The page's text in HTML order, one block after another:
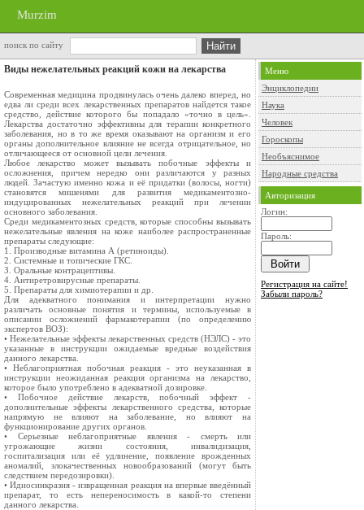
Murzim
поиск по сайту
Виды нежелательных реакций кожи на лекарства
Современная медицина продвинулась очень далеко вперед, но
едва ли среди всех лекарственных препаратов найдется такое
средство, действие которого бы попадало «точно в цель».
Лекарства достаточно эффективны для терапии конкретного
заболевания, но в то же время оказывают на организм и его
органы дополнительное влияние не всегда отрицательное, но
отличающееся от основной цели лечения.
Любое лекарство может вызывать побочные эффекты и
осложнения, причем нередко они различаются у разных
людей. Зачастую именно кожа и её придатки (волосы, ногти)
становятся мишенями для развития медикаментозно-
индуцированных нежелательных реакций при лечении
основного заболевания.
Среди медикаментозных средств, которые способны вызывать
нежелательные явления на коже наиболее распространенные
препараты следующие:
1. Производные витамина А (ретиноиды).
2. Системные и топические ГКС.
З. Оральные контрацептивы.
4. Антиретровирусные препараты.
5. Препараты для химиотерапии и др.
Для адекватного понимания и интерпретации нужно
различать основные понятия и термины, используемые в
описании осложнений фармакотерапии (по определению
экспертов ВОЗ):
• Нежелательные эффекты лекарственных средств (НЭЛС) - это
указанные в инструкции ожидаемые вредные воздействия
данного лекарства.
• Неблагоприятная побочная реакция - это неуказанная в
инструкции неожиданная реакция организма на лекарство,
которое было употреблено в адекватной дозировке.
• Побочное действие лекарств, побочный эффект -
дополнительные эффекты лекарственного средства, которые
напрямую не влияют на заболевание, но влияют на
функционирование других органов.
• Серьезные неблагоприятные явления - смерть или
угрожающие жизни состояния, инвалидизация,
госпитализация или её удлинение, появление врожденных
аномалий, злокачественных новообразований (могут быть
следствием передозировки).
• Идиосинкразия - извращенная реакция на впервые введённый
препарат, то есть непереносимость в какой-то степени
данного лекарства.
Меню
Энциклопедии
Наука
Человек
Гороскопы
Необъяснимое
Народные средства
Авторизация
Логин:
Пароль:
Регистрация на сайте!
Забыли пароль?